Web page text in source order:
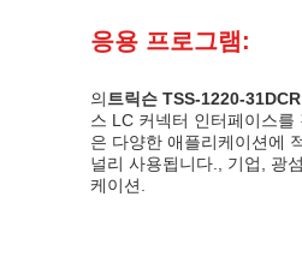
응용 프로그램:
의트릭슨 TSS-1220-
스 LC 커넥터 인터페이스
은 다양한 애플리케이션에
널리 사용됩니다., 기업, 광
케이션.